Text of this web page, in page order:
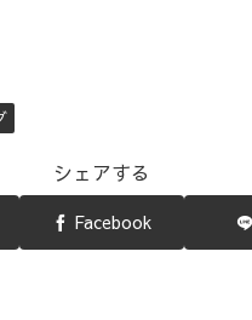
シェアする
Facebook